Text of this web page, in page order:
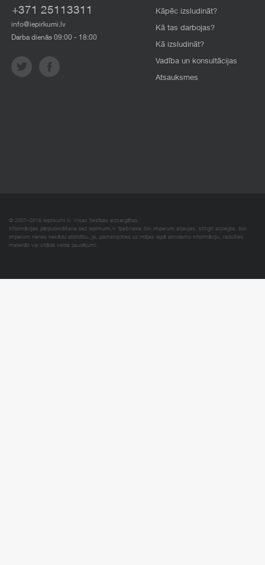
+371 25113311
info@iepirkumi.lv
Darba dienās 09:00 - 18:00
Kāpēc izsludināt?
Kā tas darbojas?
Kā izsludināt?
Vadība un konsultācijas
Atsauksmes
© 2007–2018 Iepirkumi.lv. Visas tiesības aizsargātas.
Informācijas pārpublicēšana bez iepirkumi.lv īpašnieka SIA Imperum atļaujas, stingri aizliegta. SIA
Imperum nenes nekādu atbildību, ja, pamatojoties uz mājas lapā atrodamo informāciju, radušies
materiāli vai citāda veida zaudējumi.